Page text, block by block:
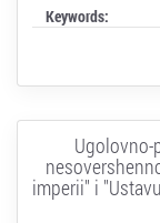
Keywords:
Ugolovno-
imperii" i